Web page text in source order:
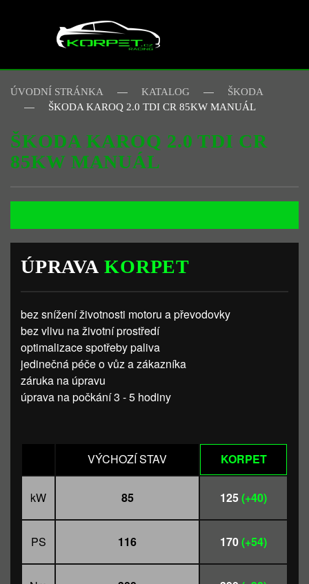
Skip to main content
ÚVODNÍ STRÁNKA KATALOG
ŠKODA
ŠKODA KAROQ 2.0 TDI CR 85KW MANUÁL
ŠKODA KAROQ 2.0 TDI CR
85KW MANUÁL
ÚPRAVAKORPET
bez snížení životnosti motoru a převodovky
bez vlivu na životní prostředí
optimalizace spotřeby paliva
jedinečná péče o vůz a zákazníka
záruka na úpravu
úprava na počkání 3 - 5 hodiny
VÝCHOZÍ STAV KORPET
kW 85 125(+40)
PS 116 170(+54)